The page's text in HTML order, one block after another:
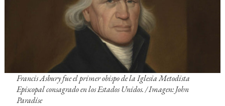
Francis Asbury fue el primer obispo de la Iglesia Metodista
Episcopal consagrado en los Estados Unidos. /Imagen: John
Paradise